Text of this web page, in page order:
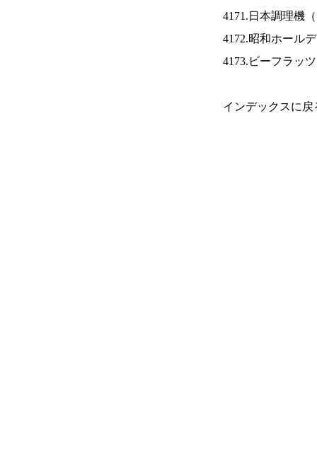
4171.日本調理機（
4172.昭和ホール
4173.ビーフラッ
インデックスに戻